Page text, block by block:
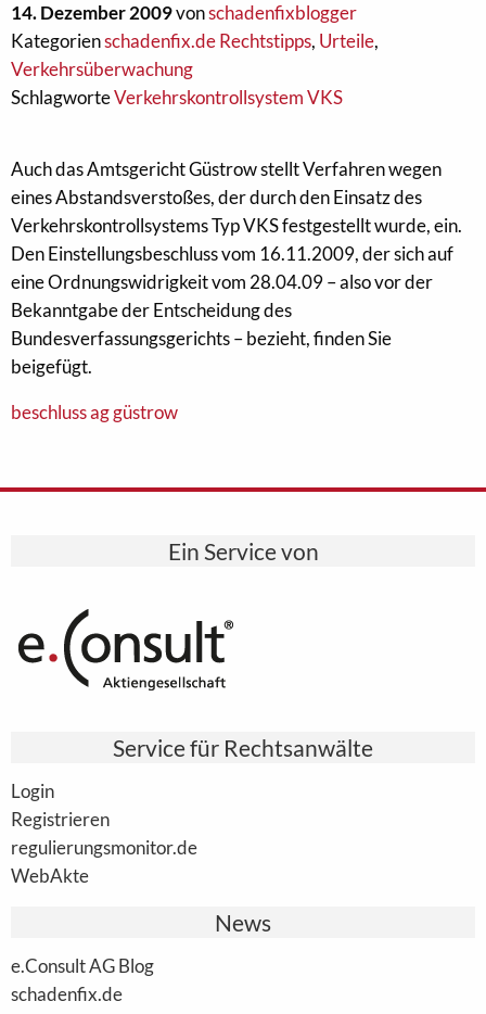
14. Dezember 2009vonschadenfixblogger
Kategorienschadenfix.de Rechtstipps, Urteile,
Verkehrsüberwachung
SchlagworteVerkehrskontrollsystem VKS
Auch das Amtsgericht Güstrow stellt Verfahren wegen
eines Abstandsverstoßes, der durch den Einsatz des
Verkehrskontrollsystems Typ VKS festgestellt wurde, ein.
Den Einstellungsbeschluss vom 16.11.2009, der sich auf
eine Ordnungswidrigkeit vom 28.04.09 – also vor der
Bekanntgabe der Entscheidung des
Bundesverfassungsgerichts – bezieht, finden Sie
beigefügt.
beschluss ag güstrow
Ein Service von
Service für Rechtsanwälte
Login
Registrieren
regulierungsmonitor.de
WebAkte
News
e.Consult AG Blog
schadenfix.de